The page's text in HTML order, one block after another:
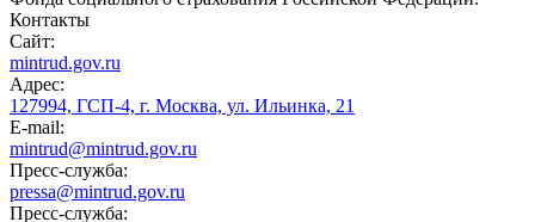
Контакты
Сайт:
mintrud.gov.ru
Адрес:
127994, ГСП-4, г. Москва, ул. Ильинка, 21
E-mail:
mintrud@mintrud.gov.ru
Пресс-служба:
pressa@mintrud.gov.ru
Пресс-служба: